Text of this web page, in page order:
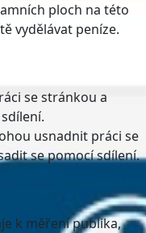
ploch na této
vydělávat peníze.
se stránkou a
usnadnit práci se
se pomocí sdílení.
k měření publika,